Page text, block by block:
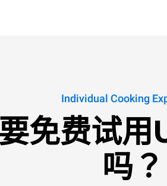
Individual Cooking
免费试
吗？